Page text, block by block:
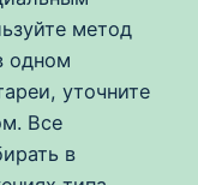
метод
одном
уточните
Все
в